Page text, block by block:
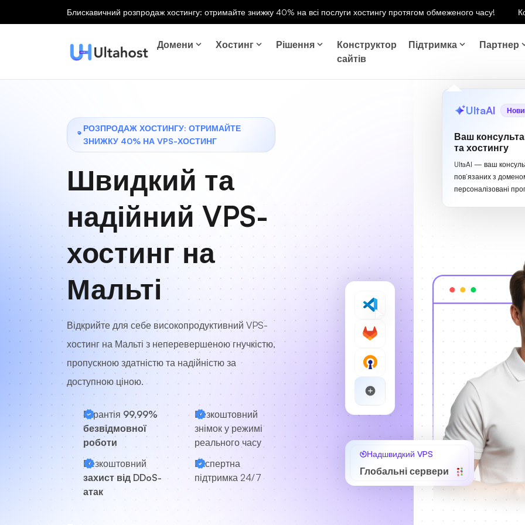
Блискавичний розпродаж хостингу: отримайте знижку 40% на всі послуги хостингу протягом обмеженого часу!
Домени Хостинг Рішення
Конструктор
сайтів
Підтримка Партнер
UltaAI
Ваш
та хостингу
UltaAI — ваш
пов’язаних з
персоналізовані
РОЗПРОДАЖ ХОСТИНГУ: ОТРИМАЙТЕ
ЗНИЖКУ 40% НА VPS-ХОСТИНГ
Швидкий та
надійний VPS-
хостинг на
Мальті
Відкрийте для себе високопродуктивний VPS-
хостинг на Мальті з неперевершеною гнучкістю,
пропускною здатністю та надійністю за
доступною ціною.
Гарантія 99,99%
безвідмовної
роботи
Безкоштовний
знімок у режимі
реального часу
Безкоштовний
захист від DDoS-
атак
Експертна
підтримка 24/7
Надшвидкий VPS
Глобальні сервери